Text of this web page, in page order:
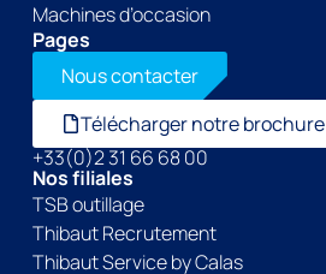
Machines d’occasion
Pages
Nous contacter
Télécharger notre brochure
+33(0)2 31 66 68 00
Nos filiales
TSB outillage
Thibaut Recrutement
Thibaut Service by Calas